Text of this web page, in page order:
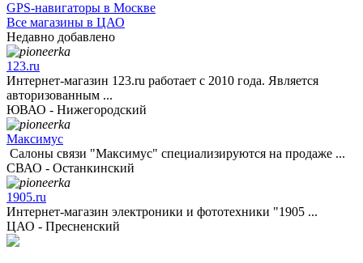
GPS-навигаторы в Москве
Все магазины в ЦАО
Недавно добавлено
123.ru
Интернет-магазин 123.ru работает с 2010 года. Является
авторизованным ...
ЮВАО - Нижегородский
Максимус
Салоны связи "Максимус" специализируются на продаже ...
СВАО - Останкинский
1905.ru
Интернет-магазин электроники и фототехники "1905 ...
ЦАО - Пресненский